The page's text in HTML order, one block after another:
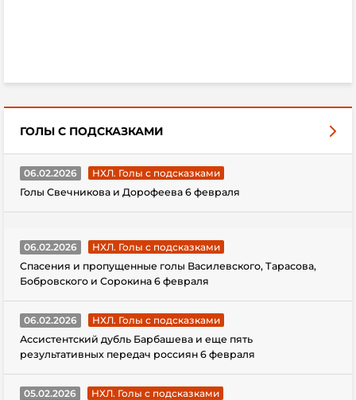
ГОЛЫ С ПОДСКАЗКАМИ
06.02.2026
НХЛ. Голы с подсказками
Голы Свечникова и Дорофеева 6 февраля
06.02.2026
НХЛ. Голы с подсказками
Спасения и пропущенные голы Василевского, Тарасова,
Бобровского и Сорокина 6 февраля
06.02.2026
НХЛ. Голы с подсказками
Ассистентский дубль Барбашева и еще пять
результативных передач россиян 6 февраля
05.02.2026
НХЛ. Голы с подсказками